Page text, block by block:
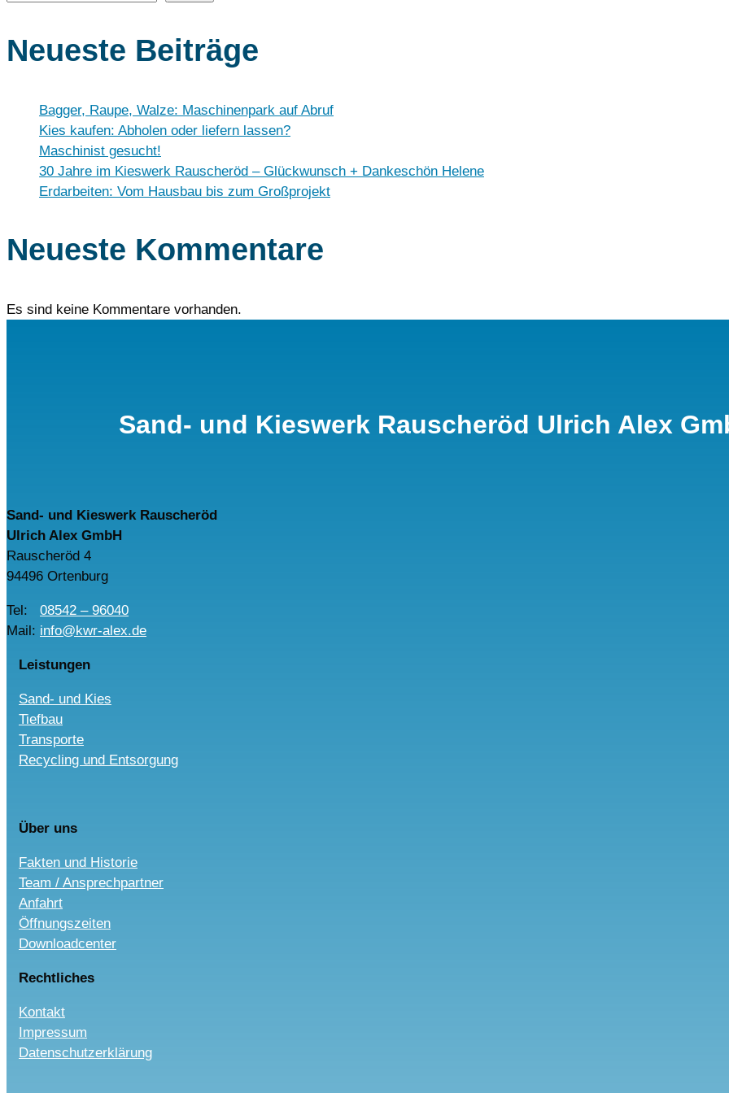
Neueste Beiträge
Bagger, Raupe, Walze: Maschinenpark auf Abruf
Kies kaufen: Abholen oder liefern lassen?
Maschinist gesucht!
30 Jahre im Kieswerk Rauscheröd – Glückwunsch + Dankeschön Helene
Erdarbeiten: Vom Hausbau bis zum Großprojekt
Neueste Kommentare
Es sind keine Kommentare vorhanden.
Sand- und Kieswerk Rauscheröd Ulrich Alex
Sand- und Kieswerk Rauscheröd
Ulrich Alex GmbH
Rauscheröd 4
94496 Ortenburg
Tel: 08542 – 96040
Mail: info@kwr-alex.de
Leistungen
Sand- und Kies
Tiefbau
Transporte
Recycling und Entsorgung
Über uns
Fakten und Historie
Team / Ansprechpartner
Anfahrt
Öffnungszeiten
Downloadcenter
Rechtliches
Kontakt
Impressum
Datenschutzerklärung